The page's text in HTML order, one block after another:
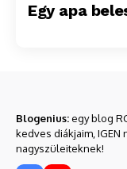
Egy apa
Blogenius:egy blog
kedves diákjaim,
nagyszüleiteknek!